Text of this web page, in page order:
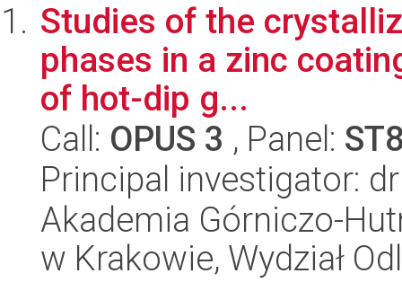
Studies of the
phases in a zinc
of hot-dip g...
Call: OPUS 3 , Panel:
Principal investigator:
Akademia Górniczo-
w Krakowie, Wydział